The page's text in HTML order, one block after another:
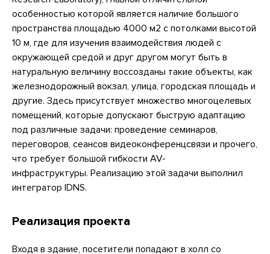
особенностью которой является наличие большого
пространства площадью 4000 м2 с потолками высотой
10 м, где для изучения взаимодействия людей с
окружающей средой и друг другом могут быть в
натуральную величину воссозданы такие объекты, как
железнодорожный вокзал, улица, городская площадь и
другие. Здесь присутствует множество многоцелевых
помещений, которые допускают быструю адаптацию
под различные задачи: проведение семинаров,
переговоров, сеансов видеоконференцсвязи и прочего,
что требует большой гибкости AV-
инфраструктуры. Реализацию этой задачи выполнил
интегратор IDNS.
Реализация проекта
Входя в здание, посетители попадают в холл со